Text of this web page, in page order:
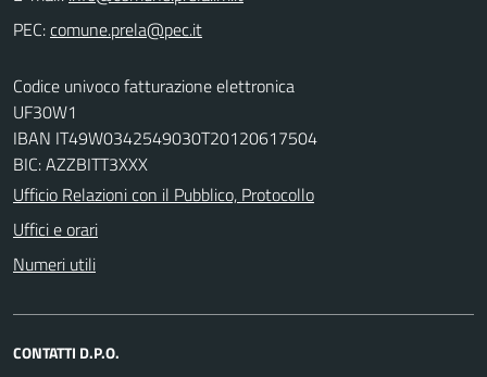
PEC:
Codice univoco fatturazione elettronica
UF30W1
IBAN IT49W0342549030T20120617504
BIC: AZZBITT3XXX
Ufficio Relazioni con il Pubblico, Protocollo
Uffici e orari
Numeri utili
CONTATTI D.P.O.